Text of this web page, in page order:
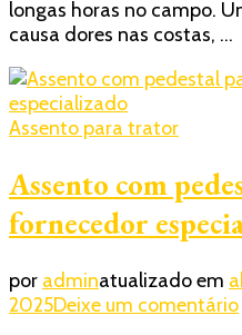
longas horas no campo.
causa dores nas costas, …
Assento para trator
Assento com
fornecedor
por adminatualizado em
2025Deixe um comentário